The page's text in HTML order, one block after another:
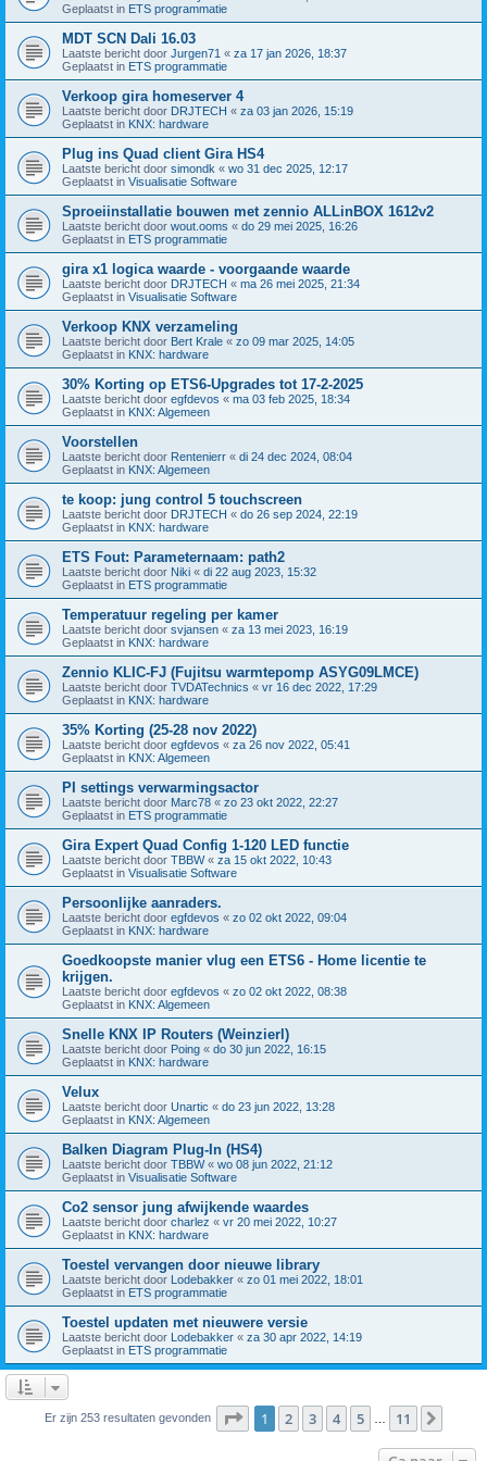
Geplaatst in ETS programmatie
MDT SCN Dali 16.03
Laatste bericht door Jurgen71 « za 17 jan 2026, 18:37
Geplaatst in ETS programmatie
Verkoop gira homeserver 4
Laatste bericht door DRJTECH « za 03 jan 2026, 15:19
Geplaatst in KNX: hardware
Plug ins Quad client Gira HS4
Laatste bericht door simondk « wo 31 dec 2025, 12:17
Geplaatst in Visualisatie Software
Sproeiinstallatie bouwen met zennio ALLinBOX 1612v2
Laatste bericht door wout.ooms « do 29 mei 2025, 16:26
Geplaatst in ETS programmatie
gira x1 logica waarde - voorgaande waarde
Laatste bericht door DRJTECH « ma 26 mei 2025, 21:34
Geplaatst in Visualisatie Software
Verkoop KNX verzameling
Laatste bericht door Bert Krale « zo 09 mar 2025, 14:05
Geplaatst in KNX: hardware
30% Korting op ETS6-Upgrades tot 17-2-2025
Laatste bericht door egfdevos « ma 03 feb 2025, 18:34
Geplaatst in KNX: Algemeen
Voorstellen
Laatste bericht door Rentenierr « di 24 dec 2024, 08:04
Geplaatst in KNX: Algemeen
te koop: jung control 5 touchscreen
Laatste bericht door DRJTECH « do 26 sep 2024, 22:19
Geplaatst in KNX: hardware
ETS Fout: Parameternaam: path2
Laatste bericht door Niki « di 22 aug 2023, 15:32
Geplaatst in ETS programmatie
Temperatuur regeling per kamer
Laatste bericht door svjansen « za 13 mei 2023, 16:19
Geplaatst in KNX: hardware
Zennio KLIC-FJ (Fujitsu warmtepomp ASYG09LMCE)
Laatste bericht door TVDATechnics « vr 16 dec 2022, 17:29
Geplaatst in KNX: hardware
35% Korting (25-28 nov 2022)
Laatste bericht door egfdevos « za 26 nov 2022, 05:41
Geplaatst in KNX: Algemeen
PI settings verwarmingsactor
Laatste bericht door Marc78 « zo 23 okt 2022, 22:27
Geplaatst in ETS programmatie
Gira Expert Quad Config 1-120 LED functie
Laatste bericht door TBBW« za 15 okt 2022, 10:43
Geplaatst in Visualisatie Software
Persoonlijke aanraders.
Laatste bericht door egfdevos « zo 02 okt 2022, 09:04
Geplaatst in KNX: hardware
Goedkoopste manier vlug een ETS6 - Home licentie te
krijgen.
Laatste bericht door egfdevos « zo 02 okt 2022, 08:38
Geplaatst in KNX: Algemeen
Snelle KNX IP Routers (Weinzierl)
Laatste bericht door Poing « do 30 jun 2022, 16:15
Geplaatst in KNX: hardware
Velux
Laatste bericht door Unartic « do 23 jun 2022, 13:28
Geplaatst in KNX: Algemeen
Balken Diagram Plug-In (HS4)
Laatste bericht door TBBW« wo 08 jun 2022, 21:12
Geplaatst in Visualisatie Software
Co2 sensor jung afwijkende waardes
Laatste bericht door charlez « vr 20 mei 2022, 10:27
Geplaatst in KNX: hardware
Toestel vervangen door nieuwe library
Laatste bericht door Lodebakker « zo 01 mei 2022, 18:01
Geplaatst in ETS programmatie
Toestel updaten met nieuwere versie
Laatste bericht door Lodebakker « za 30 apr 2022, 14:19
Geplaatst in ETS programmatie
Er zijn 253 resultaten gevonden Pagina van 11
1 2 3 4 5 11